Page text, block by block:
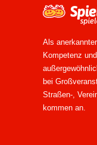
Als
Kompetenz
bei
Straßen-,
kommen an.